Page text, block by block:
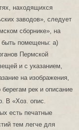
находящихся
заводов», следует
сборнике», на
быть помещены: а)
Пермской
и с указанием,
на изображения,
рек и описание
В «Хоз. опис.
есть печатные
тем легче для